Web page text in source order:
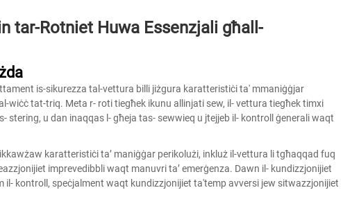
tar-Rotniet Huwa Essenzjali għall-
is-sikurezza tal-vettura billi jiżgura karatteristiċi ta' mmaniġġjar
wiċċ tat-triq. Meta r- roti tiegħek ikunu allinjati sew, il- vettura tiegħek timxi
u dan inaqqas l- għeja tas- sewwieq u jtejjeb il- kontroll ġenerali waqt
karatteristiċi taʼ maniġġar perikolużi, inkluż il-vettura li tgħaqqad fuq
imprevedibbli waqt manuvri taʼ emerġenza. Dawn il- kundizzjonijiet
il- kontroll, speċjalment waqt kundizzjonijiet ta'temp avversi jew sitwazzjonijiet